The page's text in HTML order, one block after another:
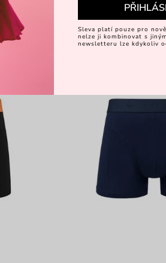
-25%
Sleva platí pouze pro
nelze ji kombinovat s
newsletteru lze kdykoliv